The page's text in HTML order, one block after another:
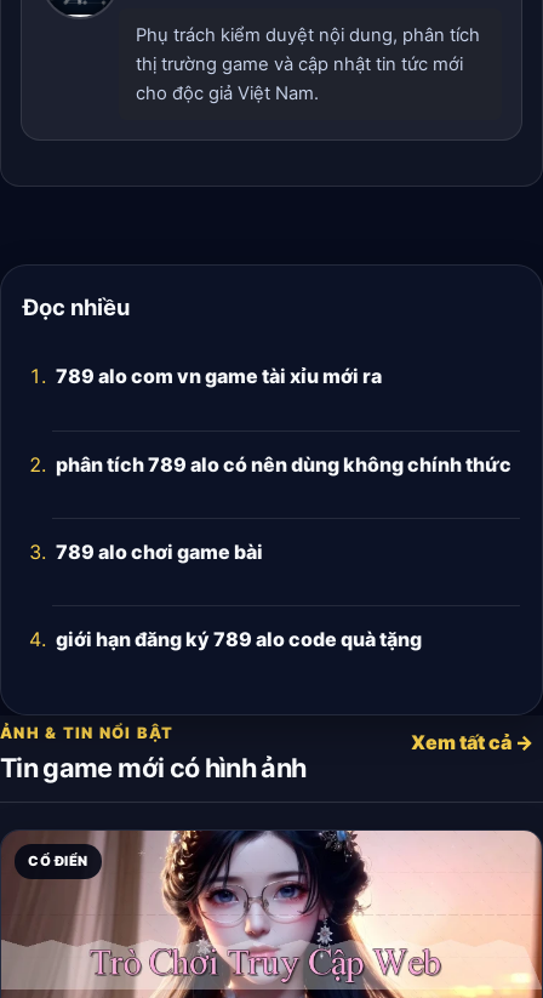
Phụ trách kiểm duyệt nội dung, phân tích
thị trường game và cập nhật tin tức mới
cho độc giả Việt Nam.
Đọc nhiều
789 alo com vn game tài xỉu mới ra
phân tích 789 alo có nên dùng không chính thức
789 alo chơi game bài
giới hạn đăng ký 789 alo code quà tặng
ẢNH & TIN NỔI BẬT
Tin game mới có hình ảnh
Xem tất cả →
CỔ ĐIỂN